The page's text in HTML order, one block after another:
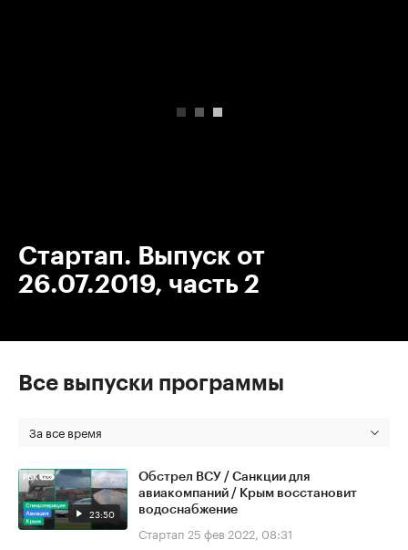
Стартап. Выпуск от
26.07.2019, часть 2
Все выпуски программы
За все время
23:50
Обстрел ВСУ / Санкции для
авиакомпаний / Крым восстановит
водоснабжение
Стартап 25 фев 2022, 08:31